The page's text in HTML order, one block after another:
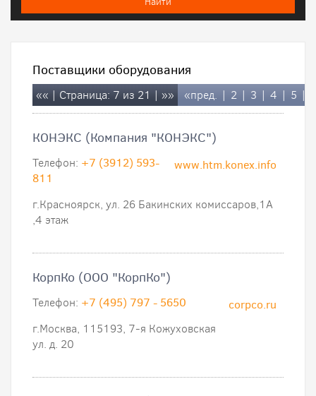
Поставщики оборудования
«« | Страница: 7 из 21 | »» «пред. | 2 | 3 | 4 | 5 |
КОНЭКС (Компания "КОНЭКС")
www.htm.konex.info
Телефон: +7 (3912) 593-
811
г.Красноярск, ул. 26 Бакинских комиссаров,1А
,4 этаж
КорпКо (ООО "КорпКо")
corpco.ru
Телефон: +7 (495) 797 - 5650
г.Москва, 115193, 7-я Кожуховская
ул. д. 20